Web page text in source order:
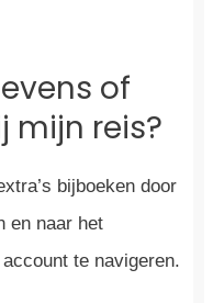
of
mijn reis?
bijboeken door
en naar het
te navigeren.